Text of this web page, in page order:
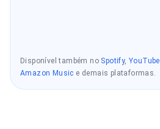
Disponível também no Spotify,YouTube
Amazon Music e demais plataformas.